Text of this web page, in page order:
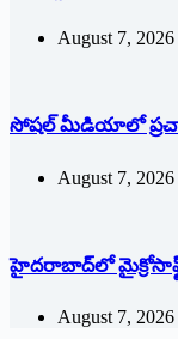
August 7, 2026
సోషల్‌ ‌మీడియాలో
August 7, 2026
హైదరాబాద్‌లో మైక్రోసాఫ్ట్
August 7, 2026